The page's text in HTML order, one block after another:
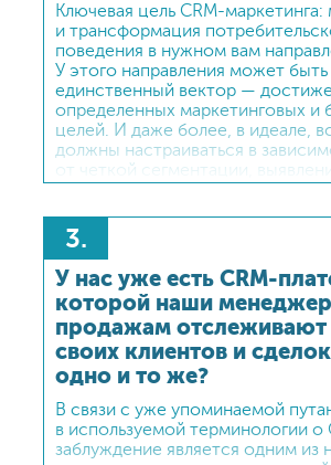
Ключевая цель CRM-
и трансформация
поведения в нужном вам
У этого направления может быть
единственный вектор —
определенных маркетинговых и
целей. И даже более, в идеале,
должны настраиваться в
от четкой сегментации,
существующим технологиям мы
почти неограниченно
сегментов и обеспечивать рост
их релевантности и
эффективности, максимально
персонализируя коммуникации.
мы переходим от традиционного
сегментации, вводя в процесс
профайл потребителя.
3.
У нас уже есть CRM-
которой наши
продажам
своих клиентов и
одно и то же?
В связи с уже упоминаемой
в используемой терминологии о
заблуждение является одним из